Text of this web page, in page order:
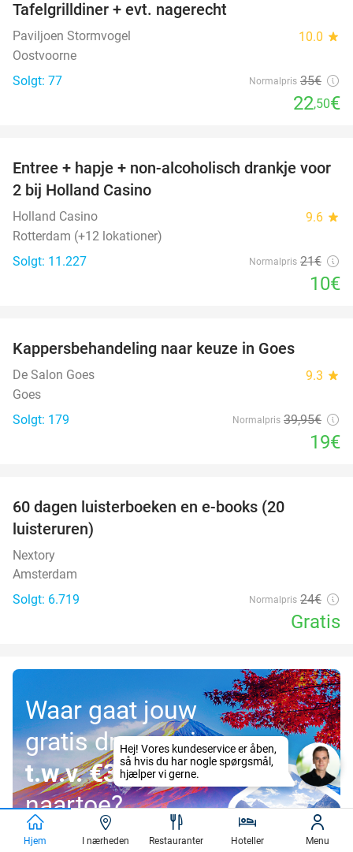
Tafelgrilldiner + evt. nagerecht
Paviljoen Stormvogel 10.0 star
Oostvoorne
Solgt: 77
Normalpris 35€
22,50€
52%
Entree + hapje + non-alcoholisch drankje voor
2 bij Holland Casino
Holland Casino 9.6 star
Rotterdam (+12 lokationer)
Solgt: 11.227
Normalpris 21€
10€
Kappersbehandeling naar keuze in Goes
De Salon Goes 9.3 star
Goes
Solgt: 179
Normalpris 39,95€
19€
60 dagen luisterboeken en e-books (20
luisteruren)
Nextory
Amsterdam
Solgt: 6.719
Normalpris 24€
Gratis
Waar gaat jouw
gratis droomreis
t.w.v. €3.000
naartoe?
Hjem I nærheden Restauranter Hoteller Menu